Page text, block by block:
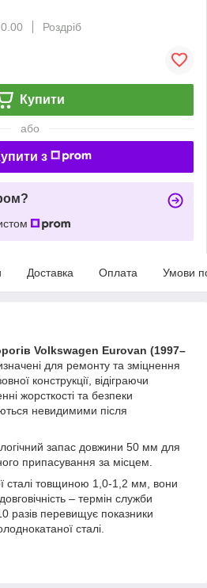
Роздріб
Купити
або
з
Доставка Оплата Умови
Volkswagen Eurovan (1997–
для ремонту та зміцнення
конструкції, відіграючи
жорсткості та безпеки
невидимими після
запас довжини 50 мм для
припасування за місцем.
сталі товщиною 1,0-1,2 мм, вони
– термін служби
разів перевищує показники
сталі.